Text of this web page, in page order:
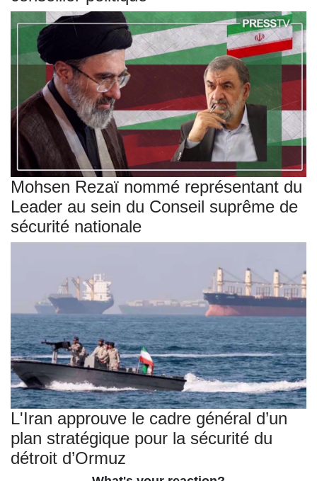
Mohsen Rezaï nommé représentant du
Leader au sein du Conseil suprême de
sécurité nationale
L'Iran approuve le cadre général d’un
plan stratégique pour la sécurité du
détroit d’Ormuz